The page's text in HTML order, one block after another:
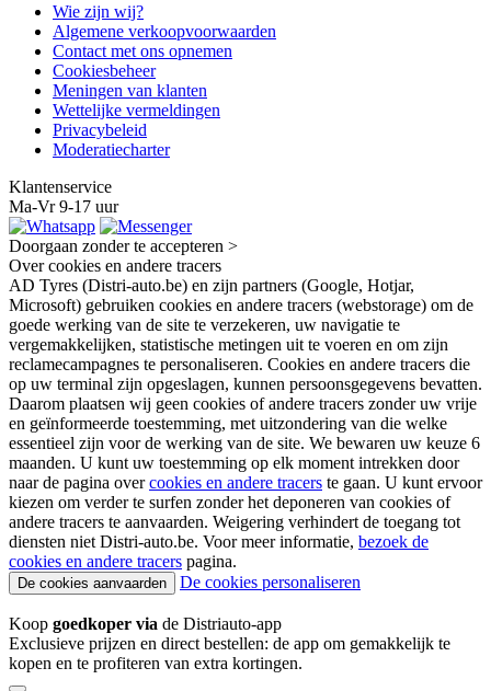
Wie zijn wij?
Algemene verkoopvoorwaarden
Contact met ons opnemen
Cookiesbeheer
Meningen van klanten
Wettelijke vermeldingen
Privacybeleid
Moderatiecharter
Klantenservice
Ma-Vr 9-17 uur
Doorgaan zonder te accepteren >
Over cookies en andere tracers
AD Tyres (Distri-auto.be) en zijn partners (Google, Hotjar,
Microsoft) gebruiken cookies en andere tracers (webstorage) om de
goede werking van de site te verzekeren, uw navigatie te
vergemakkelijken, statistische metingen uit te voeren en om zijn
reclamecampagnes te personaliseren. Cookies en andere tracers die
op uw terminal zijn opgeslagen, kunnen persoonsgegevens bevatten.
Daarom plaatsen wij geen cookies of andere tracers zonder uw vrije
en geïnformeerde toestemming, met uitzondering van die welke
essentieel zijn voor de werking van de site. We bewaren uw keuze 6
maanden. U kunt uw toestemming op elk moment intrekken door
naar de pagina overcookies en andere tracers te gaan. U kunt ervoor
kiezen om verder te surfen zonder het deponeren van cookies of
andere tracers te aanvaarden. Weigering verhindert de toegang tot
diensten niet Distri-auto.be. Voor meer informatie, bezoek de
cookies en andere tracers pagina.
De cookies aanvaarden De cookies personaliseren
Koop goedkoper via de Distriauto-app
Exclusieve prijzen en direct bestellen: de app om gemakkelijk te
kopen en te profiteren van extra kortingen.